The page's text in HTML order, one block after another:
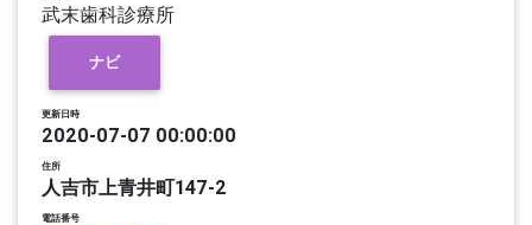
武末歯科診療所
ナビ
更新日時
2020-07-07 00:00:00
住所
人吉市上青井町147-2
電話番号